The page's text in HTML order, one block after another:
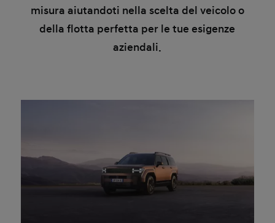
misura aiutandoti nella scelta del veicolo o
della flotta perfetta per le tue esigenze
aziendali.